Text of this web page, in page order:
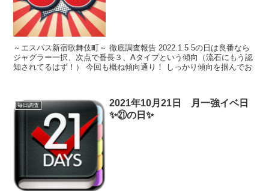
～エスパス新宿歌舞伎町～ 徹底調査報告 2022.1.5 5の日は良番なら
ジャグラー一択、次点で番長３、Aタイプという傾向（流石にもう認
知されてるはず！） 今回も概ね傾向通り！ しっかり傾向を掴んでお
毎日調査
2021年10月21日 月一強イベ日
✨㉑の日✨